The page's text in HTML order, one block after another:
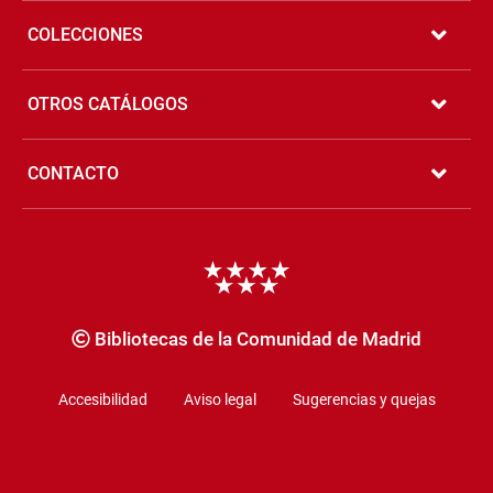
COLECCIONES
OTROS CATÁLOGOS
CONTACTO
Bibliotecas de la Comunidad de Madrid
Accesibilidad Aviso legal Sugerencias y quejas